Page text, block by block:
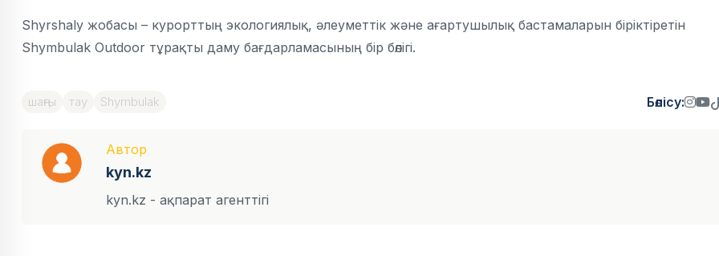
Shyrshaly жобасы – курорттың экологиялық, әлеуметтік және ағартушылық бастамаларын біріктіретін
Shymbulak Outdoor тұрақты даму бағдарламасының бір бөлігі.
шаңғы тау Shymbulak Бөлісу:
Автор
kyn.kz
kyn.kz - ақпарат агенттігі